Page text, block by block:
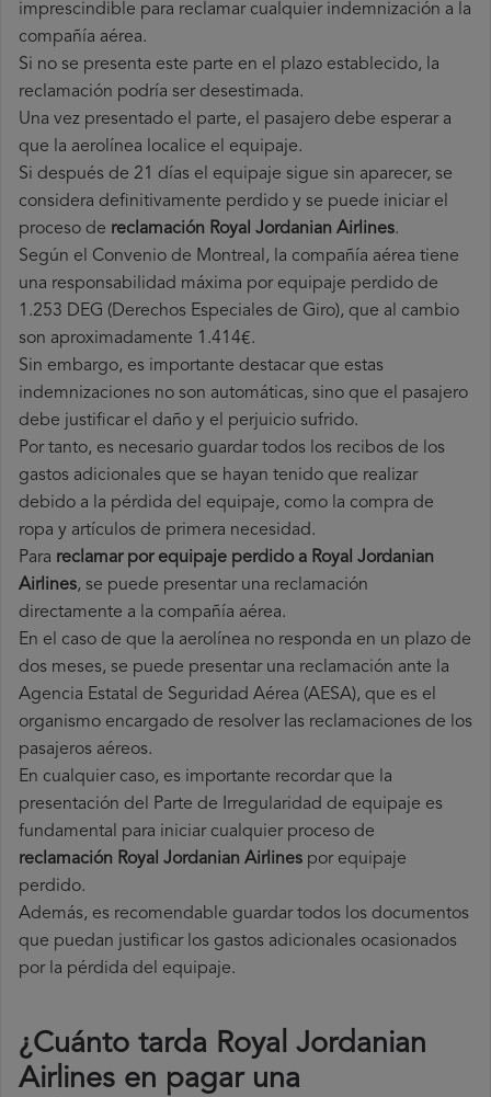
imprescindible para reclamar cualquier indemnización a la
compañía aérea.
Si no se presenta este parte en el plazo establecido, la
reclamación podría ser desestimada.
Una vez presentado el parte, el pasajero debe esperar a
que la aerolínea localice el equipaje.
Si después de 21 días el equipaje sigue sin aparecer, se
considera definitivamente perdido y se puede iniciar el
proceso de reclamación Royal Jordanian Airlines.
Según el Convenio de Montreal, la compañía aérea tiene
una responsabilidad máxima por equipaje perdido de
1.253 DEG (Derechos Especiales de Giro), que al cambio
son aproximadamente 1.414€.
Sin embargo, es importante destacar que estas
indemnizaciones no son automáticas, sino que el pasajero
debe justificar el daño y el perjuicio sufrido.
Por tanto, es necesario guardar todos los recibos de los
gastos adicionales que se hayan tenido que realizar
debido a la pérdida del equipaje, como la compra de
ropa y artículos de primera necesidad.
Para reclamar por equipaje perdido a Royal Jordanian
Airlines, se puede presentar una reclamación
directamente a la compañía aérea.
En el caso de que la aerolínea no responda en un plazo de
dos meses, se puede presentar una reclamación ante la
Agencia Estatal de Seguridad Aérea (AESA), que es el
organismo encargado de resolver las reclamaciones de los
pasajeros aéreos.
En cualquier caso, es importante recordar que la
presentación del Parte de Irregularidad de equipaje es
fundamental para iniciar cualquier proceso de
reclamación Royal Jordanian Airlines por equipaje
perdido.
Además, es recomendable guardar todos los documentos
que puedan justificar los gastos adicionales ocasionados
por la pérdida del equipaje.
¿Cuánto tarda Royal Jordanian
Airlines en pagar una